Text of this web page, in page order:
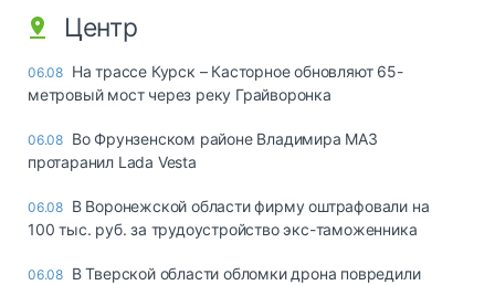
Центр
06.08 На трассе Курск – Касторное обновляют 65-
метровый мост через реку Грайворонка
06.08 Во Фрунзенском районе Владимира МАЗ
протаранил Lada Vesta
06.08 В Воронежской области фирму оштрафовали на
100 тыс. руб. за трудоустройство экс-таможенника
06.08 В Тверской области обломки дрона повредили